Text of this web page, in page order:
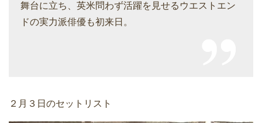
舞台に立ち、英米問わず活躍を見せるウエストエン
ドの実力派俳優も初来日。
２月３日のセットリスト